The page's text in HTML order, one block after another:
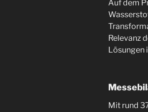
Auf dem
Relevanz
Lösungen
Mit rund